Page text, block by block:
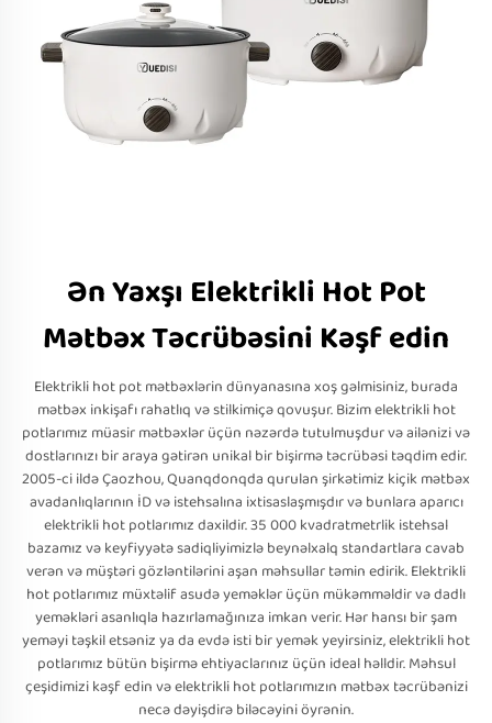
Ən Yaxşı Elektrikli Hot Pot
Mətbəx Təcrübəsini Kəşf edin
Elektrikli hot pot mətbəxlərin dünyanasına xoş gəlmisiniz, burada
mətbəx inkişafı rahatlıq və stilkimiçə qovuşur. Bizim elektrikli hot
potlarımız müasir mətbəxlər üçün nəzərdə tutulmuşdur və ailənizi və
dostlarınızı bir araya gətirən unikal bir bişirmə təcrübəsi təqdim edir.
2005-ci ildə Çaozhou, Quanqdonqda qurulan şirkətimiz kiçik mətbəx
avadanlıqlarının İD və istehsalına ixtisaslaşmışdır və bunlara aparıcı
elektrikli hot potlarımız daxildir. 35 000 kvadratmetrlik istehsal
bazamız və keyfiyyətə sadiqliyimizlə beynəlxalq standartlara cavab
verən və müştəri gözləntilərini aşan məhsullar təmin edirik. Elektrikli
hot potlarımız müxtəlif asudə yeməklər üçün mükəmməldir və dadlı
yeməkləri asanlıqla hazırlamağınıza imkan verir. Hər hansı bir şam
yeməyi təşkil etsəniz ya da evdə isti bir yemək yeyirsiniz, elektrikli hot
potlarımız bütün bişirmə ehtiyaclarınız üçün ideal həlldir. Məhsul
çeşidimizi kəşf edin və elektrikli hot potlarımızın mətbəx təcrübənizi
necə dəyişdirə biləcəyini öyrənin.